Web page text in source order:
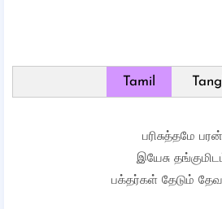
Tamil
பரிசுத்தமே பரன்
இயேசு
பக்தர்கள் தேடும்